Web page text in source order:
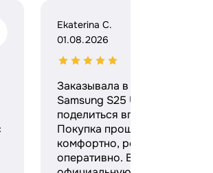
Ekaterina C.
01.08.2026
Заказывала в этом магазине
Samsung S25 Ultra и хочу
поделиться впечатлениями.
Покупка прошла максимально
комфортно, ребята работают
оперативно. Выдали